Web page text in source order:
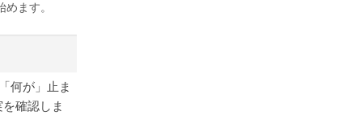
ます。
何が」止ま
確認しま